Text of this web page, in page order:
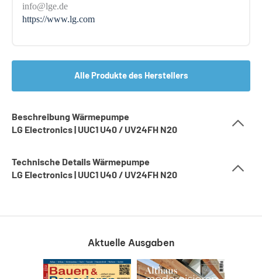
info@lge.de
https://www.lg.com
Alle Produkte des Herstellers
Beschreibung Wärmepumpe
LG Electronics | UUC1 U40 / UV24FH N20
Technische Details Wärmepumpe
LG Electronics | UUC1 U40 / UV24FH N20
Aktuelle Ausgaben